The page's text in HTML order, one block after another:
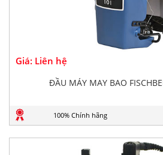
Giá: Liên hệ
ĐẦU MÁY MAY BAO
100% Chính hãng